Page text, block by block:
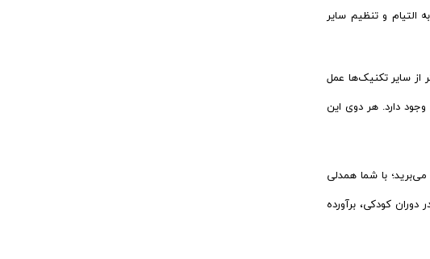
التیام و تنظیم سایر
از سایر تکنیک‌ها عمل
دارد. هر دوی این
با شما همدلی
کودکی، برآورده